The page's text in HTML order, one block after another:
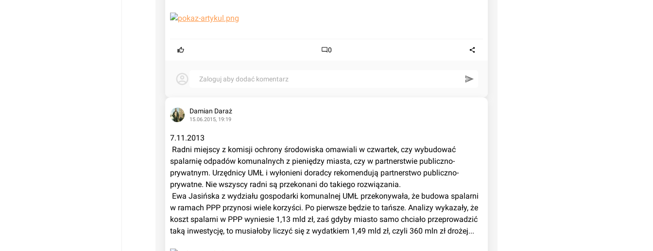
0
Zaloguj aby dodać komentarz
Damian Daraż
15.06.2015, 19:19
7.11.2013
spalarnię odpadów komunalnych z pieniędzy miasta, czy w partnerstwie publiczno-
prywatnym. Urzędnicy UMŁ i wyłonieni doradcy rekomendują partnerstwo publiczno-
prywatne. Nie wszyscy radni są przekonani do takiego rozwiązania.
w ramach PPP przynosi wiele korzyści. Po pierwsze będzie to tańsze. Analizy wykazały, że
koszt spalarni w PPP wyniesie 1,13 mld zł, zaś gdyby miasto samo chciało przeprowadzić
taką inwestycję, to musiałoby liczyć się z wydatkiem 1,49 mld zł, czyli 360 mln zł drożej...